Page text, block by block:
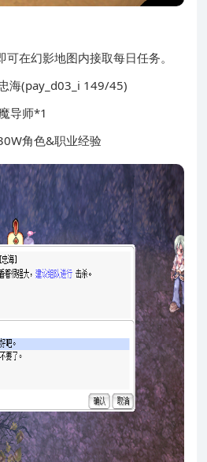
在幻影地图内接取每日任务。
(pay_d03_i 149/45)
导师*1
角色&职业经验